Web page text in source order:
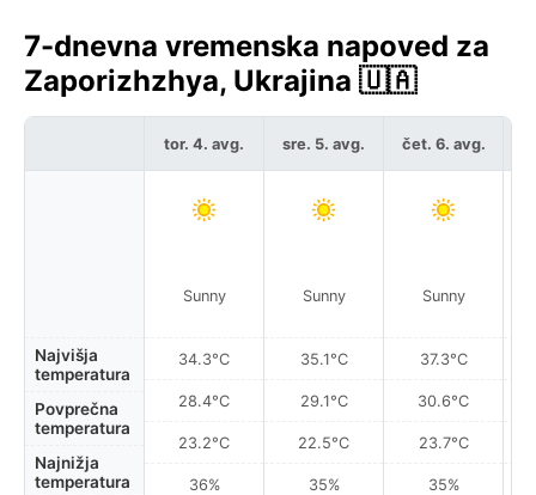
7-dnevna vremenska napoved za
Zaporizhzhya, Ukrajina 🇺🇦
Najvišja
temperatura
Povprečna
temperatura
Najnižja
temperatura
tor. 4. avg.
Sunny
34.3°C
28.4°C
23.2°C
36%
sre. 5. avg.
Sunny
35.1°C
29.1°C
22.5°C
35%
čet. 6. avg.
Sunny
37.3°C
30.6°C
23.7°C
35%